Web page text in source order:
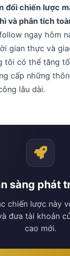
đổi chiến lược
và phân tích
ngay hôm
gian thực và
tôi có thể tăng
cấp những
lâu dài.
sàng phát
chiến lược này
đưa tài khoản
cao mới.